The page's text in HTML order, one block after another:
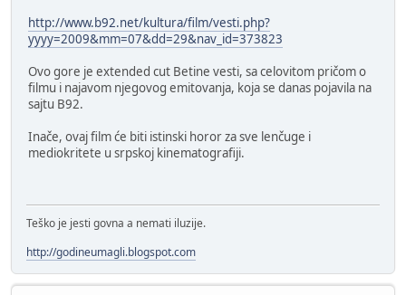
http://www.b92.net/kultura/film/vesti.php?
yyyy=2009&mm=07&dd=29&nav_id=373823
Ovo gore je extended cut Betine vesti, sa celovitom pričom o
filmu i najavom njegovog emitovanja, koja se danas pojavila na
sajtu B92.
Inače, ovaj film će biti istinski horor za sve lenčuge i
mediokritete u srpskoj kinematografiji.
Teško je jesti govna a nemati iluzije.
http://godineumagli.blogspot.com